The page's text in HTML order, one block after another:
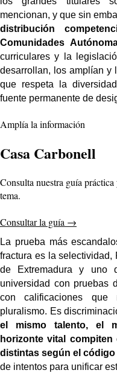
mencionan, y que sin
distribución
Comunidades
curriculares y la
desarrollan, los amplían y
que respeta la
fuente permanente de
Amplía la información
Casa Carbonell
Consulta nuestra guía
tema.
Consultar la guía →
La prueba más
fractura es la
de Extremadura y uno
universidad con pruebas
con calificaciones
pluralismo. Es
el mismo talento, el
horizonte vital
distintas según el
de intentos para unificar